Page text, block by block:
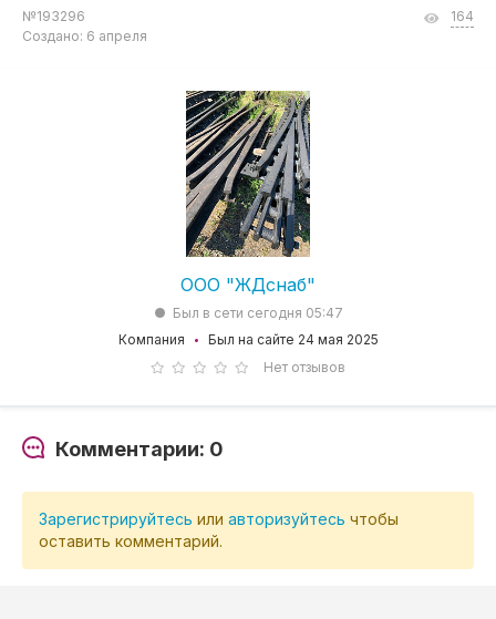
№193296
Создано: 6 апреля
164
ООО "ЖДснаб"
Был в сети сегодня 05:47
Компания
Был на сайте 24 мая 2025
Нет отзывов
Комментарии: 0
Зарегистрируйтесь или авторизуйтесь чтобы
оставить комментарий.